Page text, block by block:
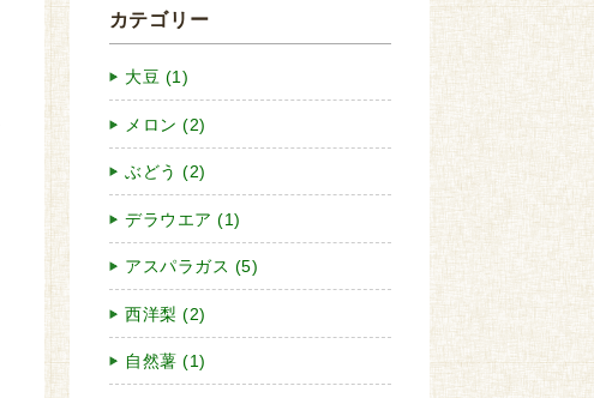
カテゴリー
大豆 (1)
メロン (2)
ぶどう (2)
デラウエア (1)
アスパラガス (5)
西洋梨 (2)
自然薯 (1)